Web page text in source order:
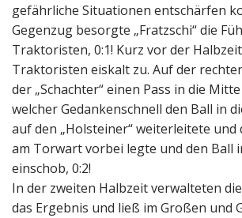
gefährliche Situationen entschärfen
Gegenzug besorgte „Fratzschi“ die
Traktoristen, 0:1! Kurz vor der
Traktoristen eiskalt zu. Auf der
der „Schachter“ einen Pass in die
welcher Gedankenschnell den Ball in
auf den „Holsteiner“ weiterleitete und
am Torwart vorbei legte und den Ball
einschob, 0:2!
In der zweiten Halbzeit verwalteten
das Ergebnis und ließ im Großen und